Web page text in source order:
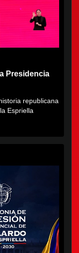
Presidencia
republicana
Espriella